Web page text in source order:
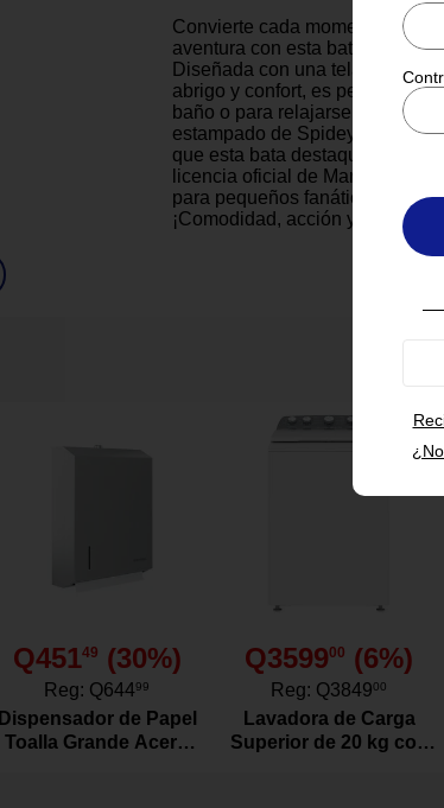
Convierte cada momento en
aventura con esta bata infantil
Diseñada con una tela afelpada
abrigo y confort, es perfecta
baño o para relajarse con estilo.
estampado de Spidey y vivos
que esta bata destaque entre
licencia oficial de Marvel, es el
para pequeños fanáticos del
¡Comodidad, acción y
Tela afelpada suave al tacto
llamativos en color rojo.
Corte tipo kimono con mangas
Cinturón integrado que permite
Ideal para después del baño o
537-26509-1
1197034
Q45149 (30%)
Reg: Q64499
Dispensador de Papel
Toalla Grande Acero
Q359900 (6%)
Reg: Q384900
Lavadora de Carga
Superior de 20 kg con